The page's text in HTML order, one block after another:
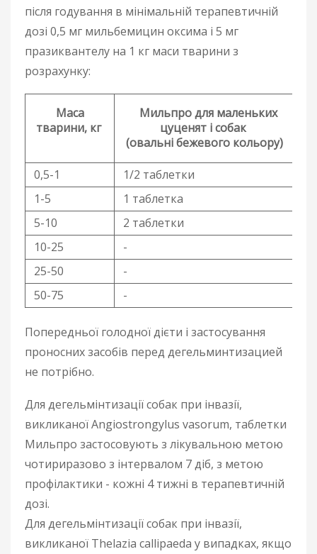
після годування в мінімальній терапевтичній
дозі 0,5 мг мильбемицин оксима і 5 мг
празиквантелу на 1 кг маси тварини з
розрахунку:
Маса
тварини, кг
Мильпро для маленьких
цуценят і собак
(овальні бежевого кольору)
0,5-1 1/2 таблетки
1-5
1 таблетка
5-10
2 таблетки
10-25
-
25-50
-
50-75
-
Попередньої голодної дієти і застосування
проносних засобів перед дегельминтизацией
не потрібно.
Для дегельмінтизації собак при інвазії,
викликаної Angiostrongylus vasorum, таблетки
Мильпро застосовують з лікувальною метою
чотириразово з інтервалом 7 діб, з метою
профілактики - кожні 4 тижні в терапевтичній
дозі.
Для дегельмінтизації собак при інвазії,
викликаної Thelazia callipaeda у випадках, якщо